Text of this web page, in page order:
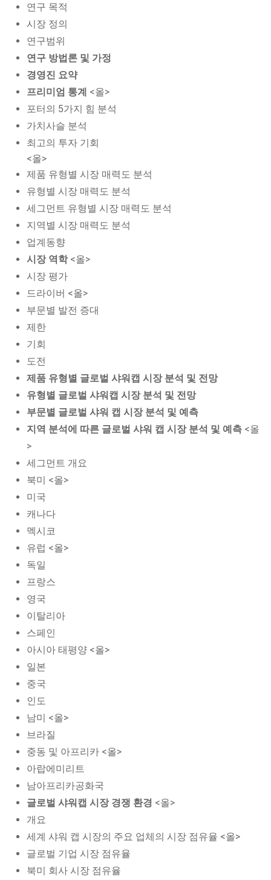
연구 목적
시장 정의
연구범위
연구 방법론 및 가정
경영진 요약
프리미엄 통계 <올>
포터의 5가지 힘 분석
가치사슬 분석
최고의 투자 기회
<올>
제품 유형별 시장 매력도 분석
유형별 시장 매력도 분석
세그먼트 유형별 시장 매력도 분석
지역별 시장 매력도 분석
업계동향
시장 역학<올>
시장 평가
드라이버 <올>
부문별 발전 증대
제한
기회
도전
제품 유형별 글로벌 샤워캡 시장 분석 및 전망
유형별 글로벌 샤워캡 시장 분석 및 전망
부문별 글로벌 샤워 캡 시장 분석 및 예측
지역 분석에 따른 글로벌 샤워 캡 시장 분석 및 예측 <올
>
세그먼트 개요
북미 <올>
미국
캐나다
멕시코
유럽 <올>
독일
프랑스
영국
이탈리아
스페인
아시아 태평양 <올>
일본
중국
인도
남미 <올>
브라질
중동 및 아프리카 <올>
아랍에미리트
남아프리카공화국
글로벌 샤워캡 시장 경쟁 환경 <올>
개요
세계 샤워 캡 시장의 주요 업체의 시장 점유율 <올>
글로벌 기업 시장 점유율
북미 회사 시장 점유율